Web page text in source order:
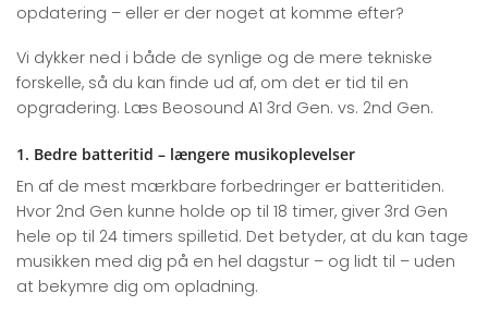
opdatering – eller er der noget at komme efter?
Vi dykker ned i både de synlige og de mere tekniske
forskelle, så du kan finde ud af, om det er tid til en
opgradering. Læs Beosound A1 3rd Gen. vs. 2nd Gen.
1. Bedre batteritid – længere musikoplevelser
En af de mest mærkbare forbedringer er batteritiden.
Hvor 2nd Gen kunne holde op til 18 timer, giver 3rd Gen
hele op til 24 timers spilletid. Det betyder, at du kan tage
musikken med dig på en hel dagstur – og lidt til – uden
at bekymre dig om opladning.